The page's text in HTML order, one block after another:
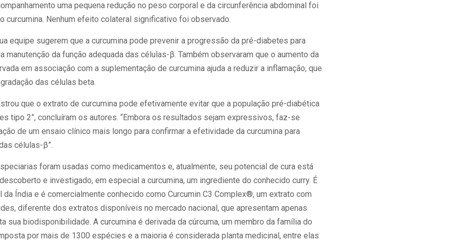
uma pequena redução no peso corporal e da circunferência abdominal foi
curcumina. Nenhum efeito colateral significativo foi observado.
equipe sugerem que a curcumina pode prevenir a progressão da pré-diabetes para
manutenção da função adequada das células-β. Também observaram que o aumento da
em associação com a suplementação de curcumina ajuda a reduzir a inflamação, que
das células beta.
que o extrato de curcumina pode efetivamente evitar que a população pré-diabética
tipo 2”, concluíram os autores. “Embora os resultados sejam expressivos, faz-se
de um ensaio clínico mais longo para confirmar a efetividade da curcumina para
células-β”.
foram usadas como medicamentos e, atualmente, seu potencial de cura está
e investigado, em especial a curcumina, um ingrediente do conhecido curry. É
da Índia e é comercialmente conhecido como Curcumin C3 Complex®, um extrato com
diferente dos extratos disponíveis no mercado nacional, que apresentam apenas
sua biodisponibilidade. A curcumina é derivada da cúrcuma, um membro da família do
por mais de 1300 espécies e a maioria é considerada planta medicinal, entre elas